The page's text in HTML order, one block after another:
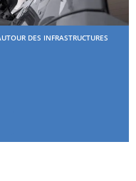
DES INFRASTRUCTURES